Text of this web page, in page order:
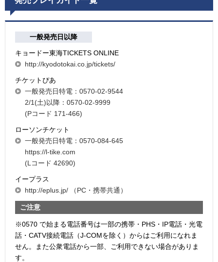
一般発売日以降
キョードー東海TICKETS ONLINE
http://kyodotokai.co.jp/tickets/
チケットぴあ
一般発売日特電：0570-02-9544
2/1(土)以降：0570-02-9999
(Pコード 171-466)
ローソンチケット
一般発売日特電：0570-084-645
https://l-tike.com
(Lコード 42690)
イープラス
http://eplus.jp/ （PC・携帯共通）
ご注意
※0570 で始まる電話番号は一部の携帯・PHS・IP電話・光電
話・CATV接続電話（J-COMを除く）からはご利用になれま
せん。また公衆電話から一部、ご利用できない場合がありま
す。